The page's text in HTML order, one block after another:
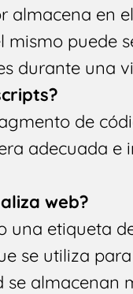
almacena en
mismo puede
durante una
de
adecuada e
web?
una etiqueta
se utiliza
se almacenan